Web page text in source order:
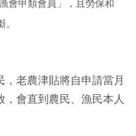
會甲類會員」，且勞保和
老農津貼將自申請當月
會直到農民、漁民本人